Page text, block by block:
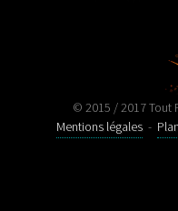
© 2015 / 2017 Tout
Mentions légales -